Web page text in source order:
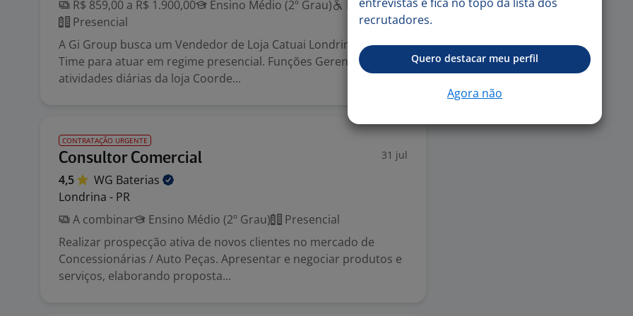
R$ 859,00 a R$ 1.900,00 Ensino Médio (2º Grau)
PcD
Presencial
A Gi Group busca um Vendedor de Loja Catuai Londrina Part
Time para atuar em regime presencial. Funções Gerenciar as
atividades diárias da loja Coorde...
CONTRATAÇÃO URGENTE
Consultor Comercial 31 jul
4,5 WG Baterias
Londrina - PR
A combinar
Ensino Médio (2º Grau)
Presencial
Realizar prospecção ativa de novos clientes no mercado de
Concessionárias / Auto Peças. Apresentar e negociar produtos e
serviços, elaborando proposta...
recrutadores.
Quero destacar meu perfil
Agora não